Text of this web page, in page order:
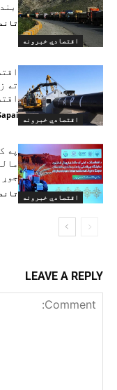
اقتصادي خبرونه
بندېدا
تاند
اقتصادي خبرونه
ته
اقتصادي خبرونه
په
تاند
LEAVE A REPLY